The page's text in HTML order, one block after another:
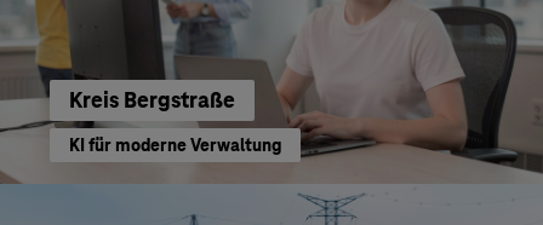
Kreis Bergstraße
KI für moderne Verwaltung